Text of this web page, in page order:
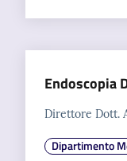
Endoscopia
Direttore Dott.
Dipartimento